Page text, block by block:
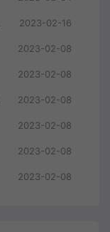
2023-02-16
2023-02-08
2023-02-08
2023-02-08
2023-02-08
2023-02-08
2023-02-08